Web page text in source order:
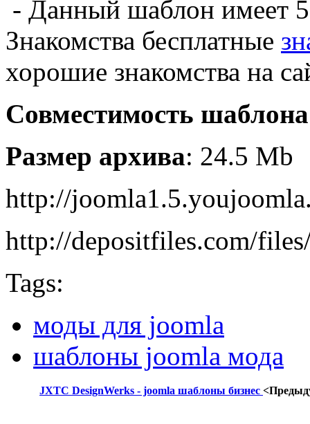
- Данный шаблон имеет
Знакомства бесплатные
хорошие знакомства на
Совместимость шаблона
Размер архива: 24.5 Mb
http://
http://depositfiles.com/
Tags:
моды для joomla
шаблоны joomla мода
JXTC DesignWerks - joomla шаблоны бизнес